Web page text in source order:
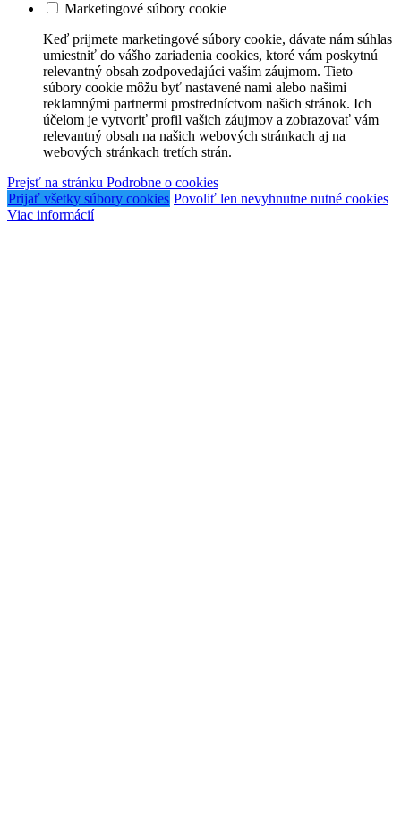
Marketingové súbory cookie
Keď prijmete marketingové súbory cookie, dávate nám súhlas
umiestniť do vášho zariadenia cookies, ktoré vám poskytnú
relevantný obsah zodpovedajúci vašim záujmom. Tieto
súbory cookie môžu byť nastavené nami alebo našimi
reklamnými partnermi prostredníctvom našich stránok. Ich
účelom je vytvoriť profil vašich záujmov a zobrazovať vám
relevantný obsah na našich webových stránkach aj na
webových stránkach tretích strán.
Prejsť na stránku Podrobne o cookies
Prijať všetky súbory cookies Povoliť len nevyhnutne nutné cookies
Viac informácií